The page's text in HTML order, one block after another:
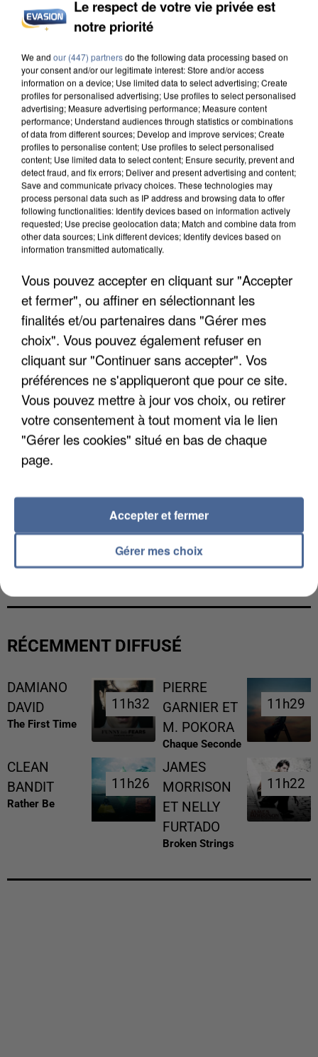
INCENDIES : L’ÎLE-DE-FRANCE LANCE UN ÉLAN
DE SOLIDARITÉ AVEC LES...
APRÈS TOUTES CES CANICULES, LES REFUGES
DE FAUNE SAUVAGE SONT...
L’UN DES FONDATEURS SUPPOSÉS DE LA DZ
MAFIA INTERPELLÉ EN ALGÉRIE
RÉCEMMENT DIFFUSÉ
DAMIANO
DAVID
The First Time
11h32
11h32
PIERRE
GARNIER ET
M. POKORA
Chaque Seconde
11h29
11h29
CLEAN
BANDIT
Rather Be
11h26
11h26
JAMES
MORRISON
ET NELLY
FURTADO
Broken Strings
11h22
11h22
Le respect de votre vie privée est
notre priorité
We and our (447) partnersdo the following data processing based on
your consent and/or our legitimate interest: Store and/or access
information on a device; Use limited data to select advertising; Create
profiles for personalised advertising; Use profiles to select personalised
advertising; Measure advertising performance; Measure content
performance; Understand audiences through statistics or combinations
of data from different sources; Develop and improve services; Create
profiles to personalise content; Use profiles to select personalised
content; Use limited data to select content; Ensure security, prevent and
detect fraud, and fix errors; Deliver and present advertising and content;
Save and communicate privacy choices. These technologies may
process personal data such as IP address and browsing data to offer
following functionalities: Identify devices based on information actively
requested; Use precise geolocation data; Match and combine data from
other data sources; Link different devices; Identify devices based on
information transmitted automatically.
Vous pouvez accepter en cliquant sur "Accepter
et fermer", ou affiner en sélectionnant les
finalités et/ou partenaires dans "Gérer mes
choix". Vous pouvez également refuser en
cliquant sur "Continuer sans accepter". Vos
préférences ne s'appliqueront que pour ce site.
Vous pouvez mettre à jour vos choix, ou retirer
votre consentement à tout moment via le lien
"Gérer les cookies" situé en bas de chaque
page.
Gérer mes choix
Accepter et fermer